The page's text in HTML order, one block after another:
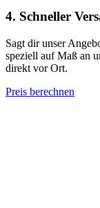
4. Schneller
Sagt dir unser
speziell auf Maß an
direkt vor Ort.
Preis berechnen